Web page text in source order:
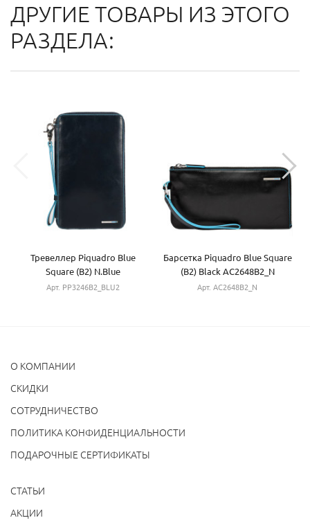
ДРУГИЕ ТОВАРЫ ИЗ ЭТОГО
РАЗДЕЛА:
Тревеллер Piquadro Blue
Square (B2) N.Blue
PP3246B2_BLU2
Арт. PP3246B2_BLU2
Барсетка Piquadro Blue Square
(B2) Black AC2648B2_N
Арт. AC2648B2_N
О КОМПАНИИ
CКИДКИ
СОТРУДНИЧЕСТВО
ПОЛИТИКА КОНФИДЕНЦИАЛЬНОСТИ
ПОДАРОЧНЫЕ СЕРТИФИКАТЫ
СТАТЬИ
АКЦИИ